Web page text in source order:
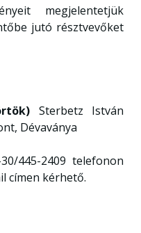
megjelentetjük
jutó résztvevőket
Sterbetz István
Dévaványa
445-2409 telefonon
címen kérhető.